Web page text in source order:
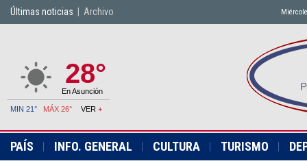
Últimas noticias Archivo
28°
En Asunción
MIN 21° MÁX 26° VER+
PAÍS INFO. GENERAL CULTURA TURISMO